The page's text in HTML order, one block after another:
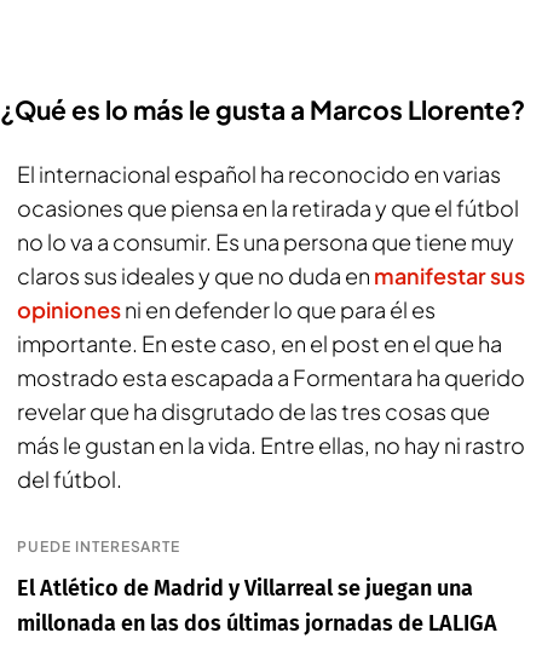
¿Qué es lo más le gusta a Marcos Llorente?
El internacional español ha reconocido en varias
ocasiones que piensa en la retirada y que el fútbol
no lo va a consumir. Es una persona que tiene muy
claros sus ideales y que no duda en manifestar sus
opinionesni en defender lo que para él es
importante. En este caso, en el post en el que ha
mostrado esta escapada a Formentara ha querido
revelar que ha disgrutado de las tres cosas que
más le gustan en la vida. Entre ellas, no hay ni rastro
del fútbol.
PUEDE INTERESARTE
El Atlético de Madrid y Villarreal se juegan una
millonada en las dos últimas jornadas de LALIGA